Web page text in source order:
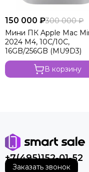
150 000 ₽300 000 ₽
Мини ПК Apple Mac
2024 M4, 10C/10C,
16GB/256GB (MU9D3)
В корзину
+7(495)152-01-52
Заказать звонок